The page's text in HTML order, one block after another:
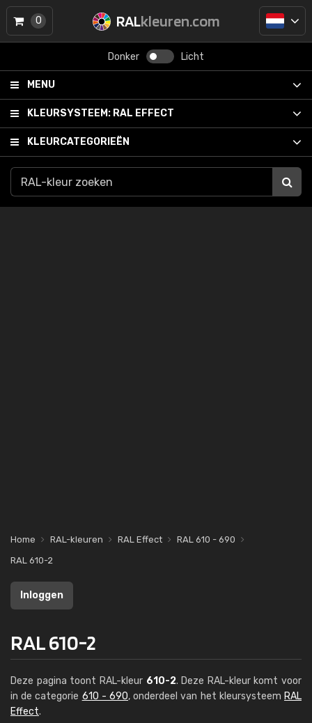
RALkleuren.com
Donker Licht
MENU
KLEURSYSTEEM: RAL EFFECT
KLEURCATEGORIEËN
0
Home RAL-kleuren RAL Effect
RAL 610 - 690
RAL 610-2
Inloggen
RAL 610-2
Deze pagina toont RAL-kleur 610-2. Deze RAL-kleur komt voor
in de categorie 610 - 690, onderdeel van het kleursysteem RAL
Effect.